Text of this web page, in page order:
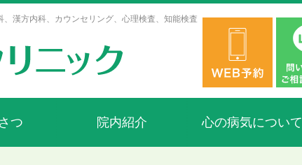
漢方内科、カウンセリング、心理検査、知能検査
つ 院内紹介 心の病気について